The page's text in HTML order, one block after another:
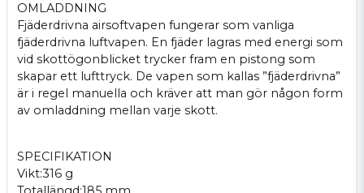
OMLADDNING
Fjäderdrivna airsoftvapen fungerar som vanliga
fjäderdrivna luftvapen. En fjäder lagras med energi som
vid skottögonblicket trycker fram en pistong som
skapar ett lufttryck. De vapen som kallas ”fjäderdrivna”
är i regel manuella och kräver att man gör någon form
av omladdning mellan varje skott.
SPECIFIKATION
Vikt:316 g